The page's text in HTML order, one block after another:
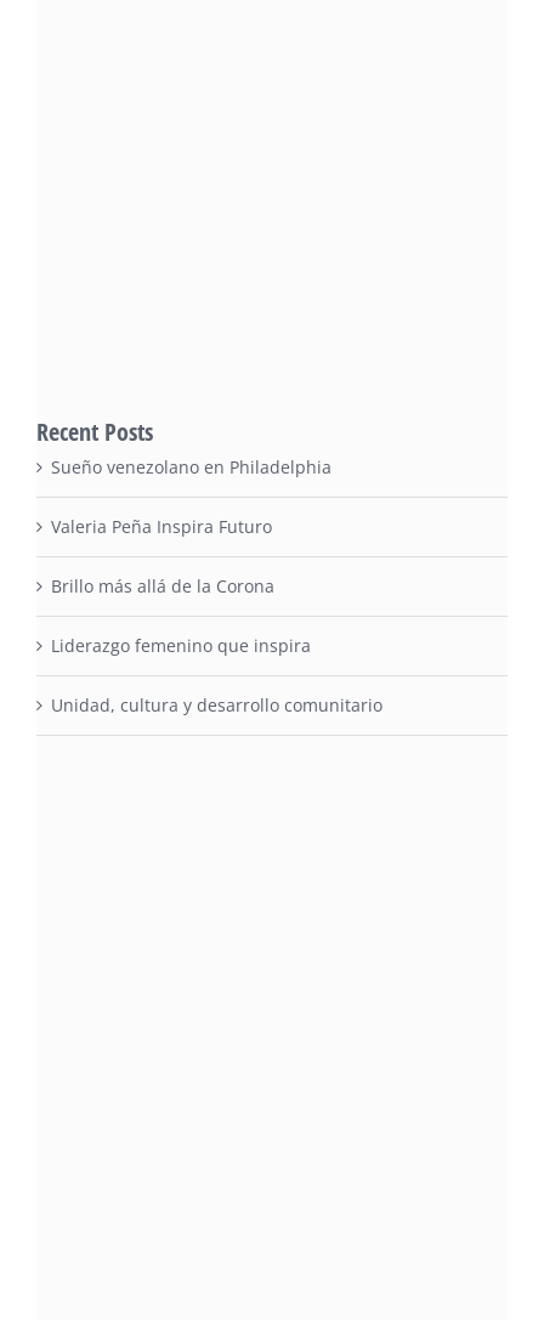
Recent Posts
Sueño venezolano en Philadelphia
Valeria Peña Inspira Futuro
Brillo más allá de la Corona
Liderazgo femenino que inspira
Unidad, cultura y desarrollo comunitario